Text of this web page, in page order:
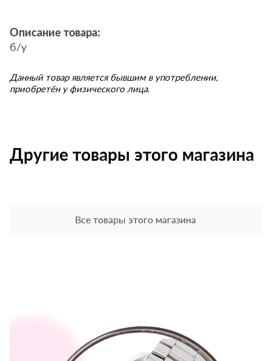
Описание товара:
б/у
Данный товар является бывшим в употреблении,
приобретён у физического лица.
Другие товары этого магазина
Все товары этого магазина